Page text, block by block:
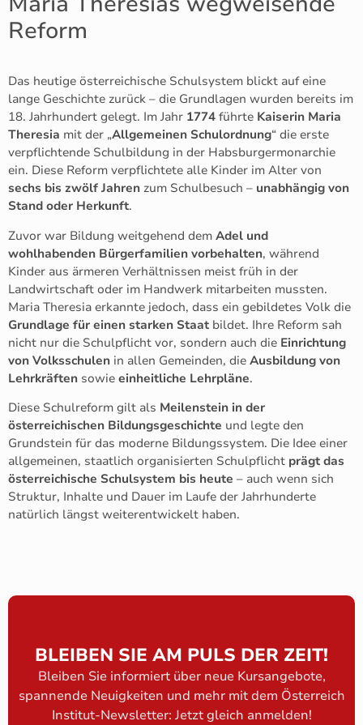
Reform
Das heutige österreichische Schulsystem blickt auf eine
lange Geschichte zurück – die Grundlagen wurden bereits im
18. Jahrhundert gelegt. Im Jahr 1774 führte Kaiserin Maria
Theresia mit der „Allgemeinen Schulordnung“ die erste
verpflichtende Schulbildung in der Habsburgermonarchie
ein. Diese Reform verpflichtete alle Kinder im Alter von
sechs bis zwölf Jahren zum Schulbesuch – unabhängig von
Stand oder Herkunft.
Zuvor war Bildung weitgehend dem Adel und
wohlhabenden Bürgerfamilien vorbehalten, während
Kinder aus ärmeren Verhältnissen meist früh in der
Landwirtschaft oder im Handwerk mitarbeiten mussten.
Maria Theresia erkannte jedoch, dass ein gebildetes Volk die
Grundlage für einen starken Staat bildet. Ihre Reform sah
nicht nur die Schulpflicht vor, sondern auch die Einrichtung
von Volksschulen in allen Gemeinden, die Ausbildung von
Lehrkräften sowie einheitliche Lehrpläne.
Diese Schulreform gilt als Meilenstein in der
österreichischen Bildungsgeschichte und legte den
Grundstein für das moderne Bildungssystem. Die Idee einer
allgemeinen, staatlich organisierten Schulpflicht prägt das
österreichische Schulsystem bis heute – auch wenn sich
Struktur, Inhalte und Dauer im Laufe der Jahrhunderte
natürlich längst weiterentwickelt haben.
BLEIBEN SIE AM PULS DER ZEIT!
Bleiben Sie informiert über neue Kursangebote,
spannende Neuigkeiten und mehr mit dem Österreich
Institut-Newsletter: Jetzt gleich anmelden!